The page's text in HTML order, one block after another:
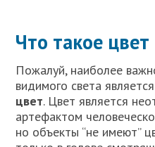
Что такое цвет
Пожалуй, наиболее
видимого света является
цвет. Цвет является
артефактом
но объекты “не имеют”